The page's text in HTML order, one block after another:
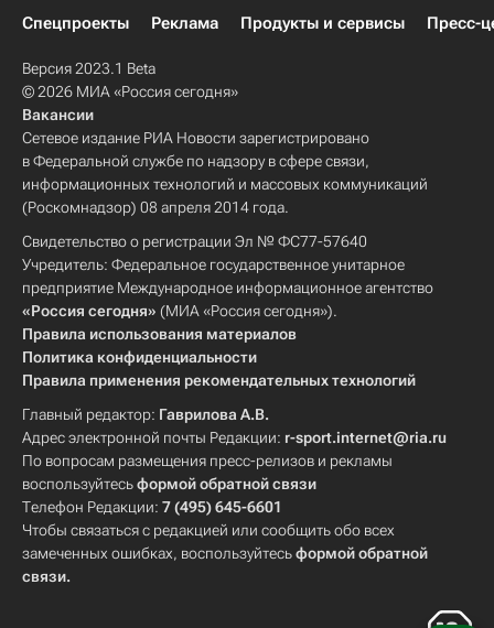
Спецпроекты
Реклама Продукты и сервисы Пресс-
Версия 2023.1 Beta
© 2026 МИА «Россия сегодня»
Вакансии
Сетевое издание РИА Новости зарегистрировано
в Федеральной службе по надзору в сфере связи,
информационных технологий и массовых коммуникаций
(Роскомнадзор) 08 апреля 2014 года.
Свидетельство о регистрации Эл № ФС77-57640
Учредитель: Федеральное государственное унитарное
предприятие Международное информационное агентство
«Россия сегодня» (МИА «Россия сегодня»).
Правила использования материалов
Политика конфиденциальности
Правила применения рекомендательных технологий
Главный редактор: Гаврилова А.В.
Адрес электронной почты Редакции: r-sport.internet@ria.ru
По вопросам размещения пресс-релизов и рекламы
воспользуйтесьформой обратной связи
Телефон Редакции: 7 (495) 645-6601
Чтобы связаться с редакцией или сообщить обо всех
замеченных ошибках, воспользуйтесьформой обратной
связи.